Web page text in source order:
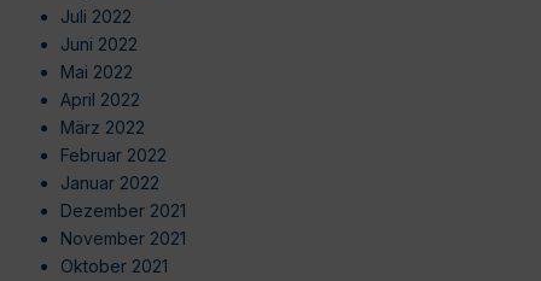
Juli 2022
Juni 2022
Mai 2022
April 2022
März 2022
Februar 2022
Januar 2022
Dezember 2021
November 2021
Oktober 2021